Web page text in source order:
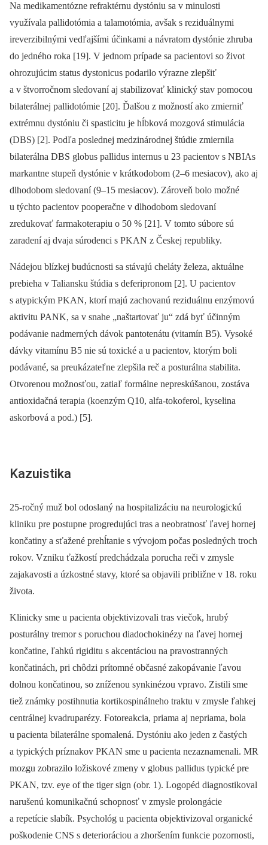
Na medikamentózne refraktérnu dystóniu sa v minulosti
využívala pallidotómia a talamotómia, avšak s reziduálnymi
ireverzibilnými vedľajšími účinkami a návratom dystónie zhruba
do jedného roka [19]. V jednom prípade sa pacientovi so život
ohrozujúcim status dystonicus podarilo výrazne zlepšiť
a v štvorročnom sledovaní aj stabilizovať klinický stav pomocou
bilaterálnej pallidotómie [20]. Ďalšou z možností ako zmierniť
extrémnu dystóniu či spasticitu je hĺbková mozgová stimulácia
(DBS) [2]. Podľa poslednej medzinárodnej štúdie zmiernila
bilaterálna DBS globus pallidus internus u 23 pacientov s NBIAs
markantne stupeň dystónie v krátkodobom (2–6 mesiacov), ako aj
dlhodobom sledovaní (9–15 me­siacov). Zároveň bolo možné
u týchto pacientov pooperačne v dlhodobom sledovaní
zredukovať farmakoterapiu o 50 % [21]. V tomto súbore sú
zaradení aj dvaja súrodenci s PKAN z Českej republiky.
Nádejou blízkej budúcnosti sa stávajú cheláty železa, aktuálne
prebieha v Talian­sku štúdia s deferipronom [2]. U pacientov
s atypickým PKAN, ktorí majú zachovanú reziduálnu enzýmovú
aktivitu PANK, sa v snahe „naštartovať ju“ zdá byť účinným
podávanie nadmerných dávok pantotenátu (vitamín B5). Vysoké
dávky vitamínu B5 nie sú toxické a u pa­cientov, ktorým boli
podávané, sa preukázateľne zlepšila reč a posturálna stabilita.
Otvorenou možnosťou, zatiaľ formálne nepreskúšanou, zostáva
antioxidačná terapia (koenzým Q10, alfa-tokoferol, kyselina
askorbová a pod.) [5].
Kazuistika
25-ročný muž bol odoslaný na hospitalizáciu na neurologickú
kliniku pre postupne progredujúci tras a neobratnosť ľavej hornej
končatiny a sťažené prehĺtanie s vývojom počas posledných troch
rokov. Vzniku ťažkostí predchádzala porucha reči v zmysle
zajakavosti a úzkostné stavy, ktoré sa objavili približne v 18. roku
života.
Klinicky sme u pacienta objektivizovali tras viečok, hrubý
posturálny tremor s poruchou diadochokinézy na ľavej hornej
končatine, ľahkú rigiditu s akcentáciou na pravostranných
končatinách, pri chôdzi prítomné občasné zakopávanie ľavou
dolnou končatinou, so zníženou synkinézou vpravo. Zistili sme
tiež známky postihnutia kortikospinálneho traktu v zmysle ľahkej
centrálnej kvadru­parézy. Fotoreakcia, priama aj ne­priama, bola
u pacienta bilaterálne spomalená. Dystóniu ako jeden z častých
a typických príznakov PKAN sme u pacienta nezaznamenali. MR
mozgu zobrazilo ložiskové zmeny v globus pallidus typické pre
PKAN, tzv. eye of the tiger sign (obr. 1). Logopéd diagnostikoval
narušenú komunikačnú schopnosť v zmysle prolongácie
a repetície slabík. Psychológ u pacienta objektivizoval organické
poškodenie CNS s deterioráciou a zhoršením funkcie pozornosti,